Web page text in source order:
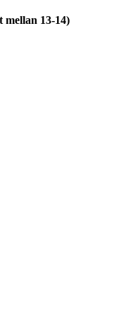
mellan 13-14)